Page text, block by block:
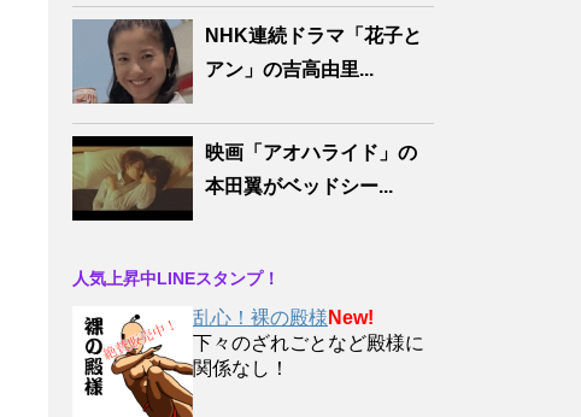
NHK連続ドラマ「花子と
アン」の吉高由里...
映画「アオハライド」の
本田翼がベッドシー...
人気上昇中LINEスタンプ！
乱心！裸の殿様 New!
下々のざれごとなど殿様に
関係なし！